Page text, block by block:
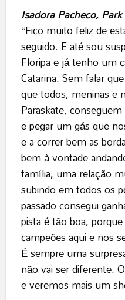
Isadora Pacheco, Park
“Fico muito feliz de
seguido. E até sou
Floripa e já tenho um
Catarina. Sem falar
que todos, meninas e
Paraskate,
e pegar um gás que
e a correr bem as
bem à vontade
família, uma relação
subindo em todos os
passado consegui
pista é tão boa,
campeões aqui e nos
É sempre uma
não vai ser diferente.
e veremos mais um